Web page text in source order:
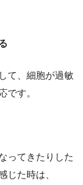
て、細胞が過敏
です。
ってきたりした
じた時は、